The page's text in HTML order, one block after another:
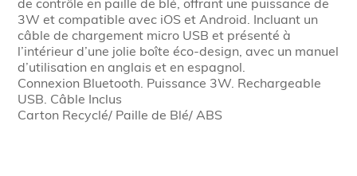
de contrôle en paille de blé, offrant une puissance de
3W et compatible avec iOS et Android. Incluant un
câble de chargement micro USB et présenté à
l’intérieur d’une jolie boîte éco-design, avec un manuel
d’utilisation en anglais et en espagnol.
Connexion Bluetooth. Puissance 3W. Rechargeable
USB. Câble Inclus
Carton Recyclé/ Paille de Blé/ ABS